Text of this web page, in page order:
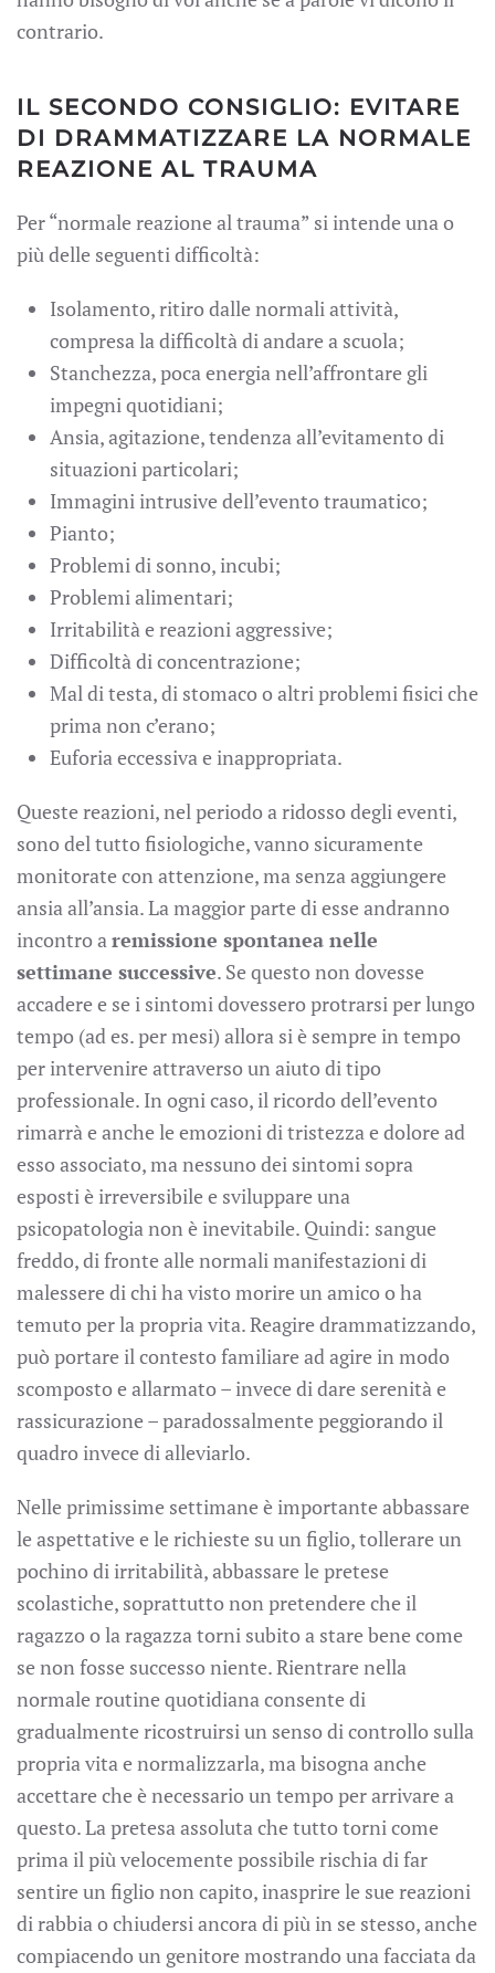
contrario.
IL SECONDO CONSIGLIO: EVITARE
DI DRAMMATIZZARE LA NORMALE
REAZIONE AL TRAUMA
Per “normale reazione al trauma” si intende una o
più delle seguenti difficoltà:
Isolamento, ritiro dalle normali attività,
compresa la difficoltà di andare a scuola;
Stanchezza, poca energia nell’affrontare gli
impegni quotidiani;
Ansia, agitazione, tendenza all’evitamento di
situazioni particolari;
Immagini intrusive dell’evento traumatico;
Pianto;
Problemi di sonno, incubi;
Problemi alimentari;
Irritabilità e reazioni aggressive;
Difficoltà di concentrazione;
Mal di testa, di stomaco o altri problemi fisici che
prima non c’erano;
Euforia eccessiva e inappropriata.
Queste reazioni, nel periodo a ridosso degli eventi,
sono del tutto fisiologiche, vanno sicuramente
monitorate con attenzione, ma senza aggiungere
ansia all’ansia. La maggior parte di esse andranno
incontro aremissione spontanea nelle
settimane successive. Se questo non dovesse
accadere e se i sintomi dovessero protrarsi per lungo
tempo (ad es. per mesi) allora si è sempre in tempo
per intervenire attraverso un aiuto di tipo
professionale. In ogni caso, il ricordo dell’evento
rimarrà e anche le emozioni di tristezza e dolore ad
esso associato, ma nessuno dei sintomi sopra
esposti è irreversibile e sviluppare una
psicopatologia non è inevitabile. Quindi: sangue
freddo, di fronte alle normali manifestazioni di
malessere di chi ha visto morire un amico o ha
temuto per la propria vita. Reagire drammatizzando,
può portare il contesto familiare ad agire in modo
scomposto e allarmato – invece di dare serenità e
rassicurazione – paradossalmente peggiorando il
quadro invece di alleviarlo.
Nelle primissime settimane è importante abbassare
le aspettative e le richieste su un figlio, tollerare un
pochino di irritabilità, abbassare le pretese
scolastiche, soprattutto non pretendere che il
ragazzo o la ragazza torni subito a stare bene come
se non fosse successo niente. Rientrare nella
normale routine quotidiana consente di
gradualmente ricostruirsi un senso di controllo sulla
propria vita e normalizzarla, ma bisogna anche
accettare che è necessario un tempo per arrivare a
questo. La pretesa assoluta che tutto torni come
prima il più velocemente possibile rischia di far
sentire un figlio non capito, inasprire le sue reazioni
di rabbia o chiudersi ancora di più in se stesso, anche
compiacendo un genitore mostrando una facciata da